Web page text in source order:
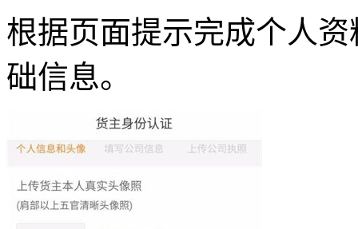
根据页面提示完成个人
础信息。